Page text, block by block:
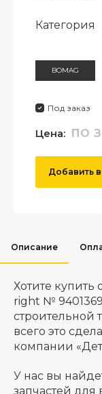
Категория
BOMAG
Под заказ
Цена: ПО
Добавить в
Описание
Хотите
right №
строительной
всего это
компании
У нас вы
запчастей